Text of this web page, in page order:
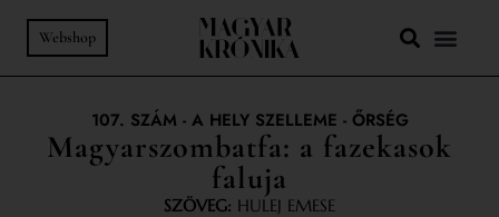
Webshop
107. SZÁM - A HELY SZELLEME - ŐRSÉG
Magyarszombatfa: a fazekasok
faluja
SZÖVEG: HULEJ EMESE